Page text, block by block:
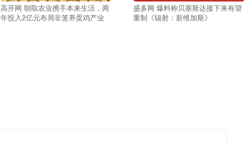
高开网 朝取农业携手本来生活，两
年投入2亿元布局非笼养蛋鸡产业
盛多网 爆料称贝塞斯达接下来有望
重制《辐射：新维加斯》